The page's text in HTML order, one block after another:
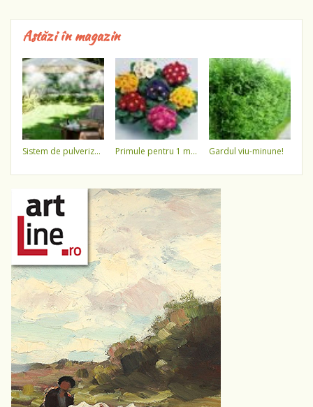
Astăzi în magazin
sistem de pulverizare a apei primule pentru 1 martie 3,5 lei / ghiveci !!!! gardul viu-minune!